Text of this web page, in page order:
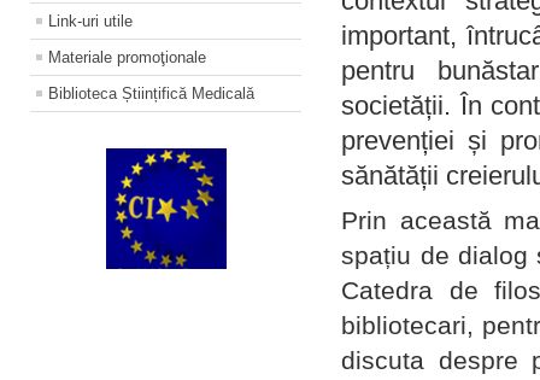
Link-uri utile
Materiale promoţionale
Biblioteca Științifică Medicală
important,
pentru
societății. În
prevenției și
sănătății
Prin această
spațiu de dialog
Catedra de
bibliotecari,
discuta despre